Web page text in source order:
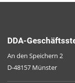
DDA-
An den Speichern 2
D-48157 Münster